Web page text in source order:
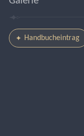
Handbucheintrag